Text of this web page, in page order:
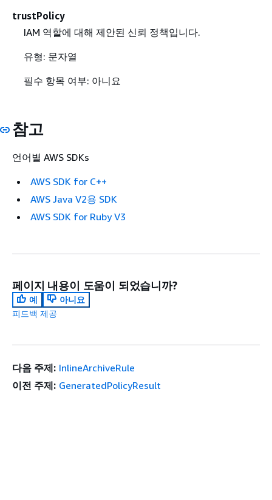
trustPolicy
IAM 역할에 대해 제안된 신뢰 정책입니다.
유형: 문자열
필수 항목 여부: 아니요
참고
언어별 AWS SDKs
AWS SDK for C++
AWS Java V2용 SDK
AWS SDK for Ruby V3
페이지 내용이 도움이 되었습니까?
예
아니요
피드백 제공
다음 주제: InlineArchiveRule
이전 주제: GeneratedPolicyResult